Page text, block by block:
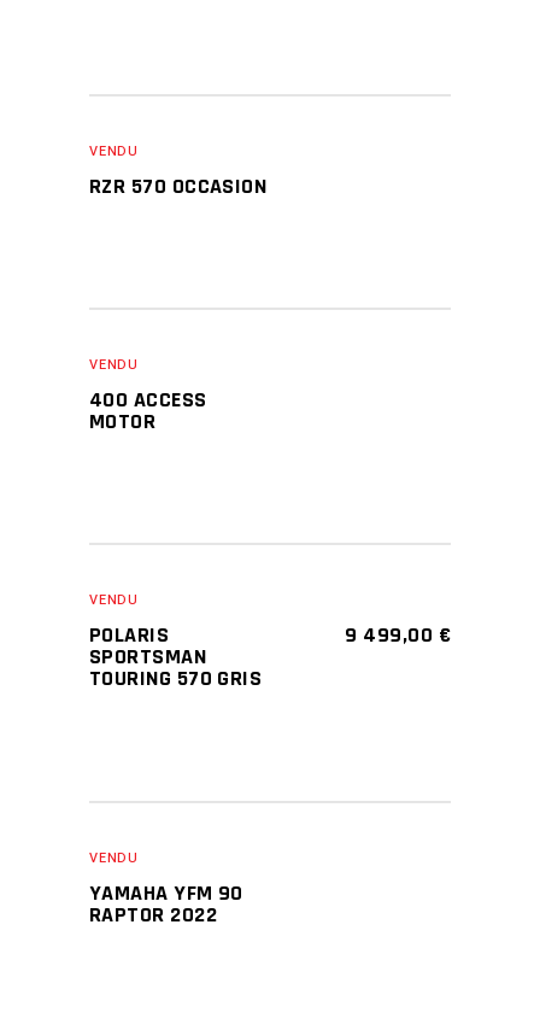
VENDU
RZR 570 OCCASION
VENDU
400 ACCESS
MOTOR
VENDU
POLARIS
SPORTSMAN
TOURING 570 GRIS
9 499,00 €
VENDU
YAMAHA YFM 90
RAPTOR 2022